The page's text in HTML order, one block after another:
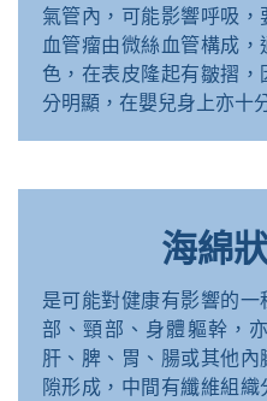
氣管內，可能影響呼吸
血管瘤由微絲血管構成
色，在表皮隆起有皺摺
分明顯，在嬰兒身上亦十
海綿
是可能對健康有影響的
部、頸部、身體軀幹，
肝、脾、胃、腸或其他
隙形成，中間有纖維組